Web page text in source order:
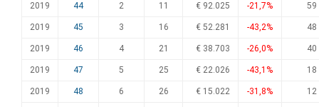
2019 44 2 11 € 92.025 -21,7% 59
2019 45 3 16 € 52.281 -43,2% 48
2019 46 4 21 € 38.703 -26,0% 40
2019 47 5 25 € 22.026 -43,1% 18
2019 48 6 26 € 15.022 -31,8% 12